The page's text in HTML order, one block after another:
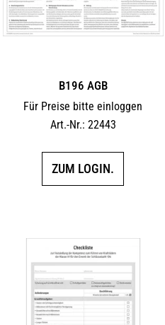
B196 AGB
Für Preise bitte einloggen
Art.-Nr.: 22443
ZUM LOGIN.